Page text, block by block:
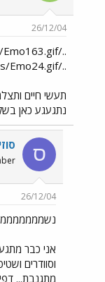
26/12/04
../images/Emo24.gif
תעשי חיים
נתגעגע כאן
ס
26/12/04
אני כבר
וסוודרים